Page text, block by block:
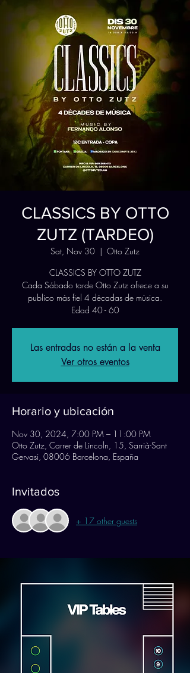
CLASSICS BY OTTO
ZUTZ (TARDEO)
Sat, Nov 30
  |
Otto Zutz
CLASSICS BY OTTO ZUTZ
Cada Sábado tarde Otto Zutz ofrece a su
publico más fiel 4 décadas de música.
Edad 40 - 60
Las entradas no están a la venta
Ver otros eventos
Horario y ubicación
Nov 30, 2024, 7:00 PM – 11:00 PM
Otto Zutz, Carrer de Lincoln, 15, Sarrià-Sant
Gervasi, 08006 Barcelona, España
Invitados
+ 17 other guests